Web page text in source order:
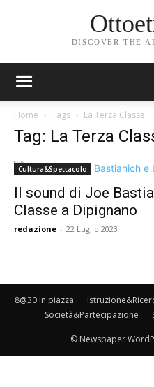
DISCOVER THE
Home Tags La Terza Classe
Tag: La Terza
Cultura&Spettacolo
Il sound di Joe
Classe a Dipignano
redazione - 22 Luglio 2023
8@30 in piazza
Società&Partecipazione
© Newspaper